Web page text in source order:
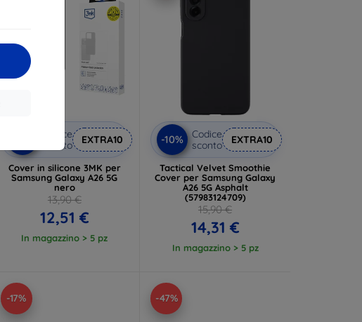
Codice
sconto
EXTRA10
Cover in silicone 3MK per
Samsung Galaxy A26 5G
nero
13,90 €
12,51 €
In magazzino > 5 pz
-10%
Codice
sconto
EXTRA10
Tactical Velvet Smoothie
Cover per Samsung Galaxy
A26 5G Asphalt
(57983124709)
15,90 €
14,31 €
In magazzino > 5 pz
-17% -47%